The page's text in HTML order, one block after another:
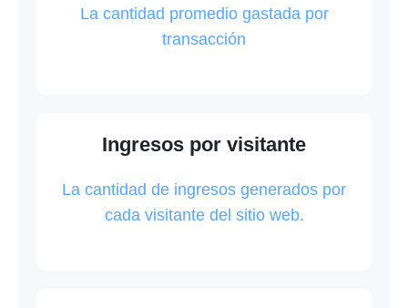
La cantidad promedio gastada por
transacción
Ingresos por visitante
La cantidad de ingresos generados por
cada visitante del sitio web.